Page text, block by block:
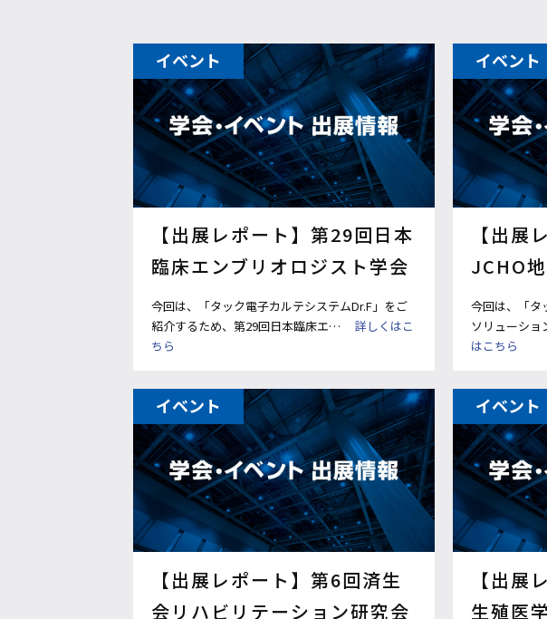
イベント
【出展レポート】第29回日本
臨床エンブリオロジスト学会
今回は、「タック電子カルテシステムDr.F」をご
紹介するため、第29回日本臨床エ…
詳しくはこ
ちら
イベント
【出展
JCHO
今回は、「タ
ソリューシ
はこちら
イベント
【出展レポート】第6回済生
会リハビリテーション研究会
イベント
【出展
生殖医